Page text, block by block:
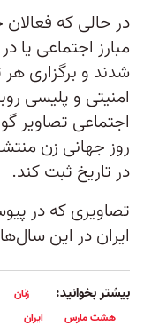
در حالی که فعالان
مبارز اجتماعی یا
شدند و برگزاری
امنیتی و پلیسی
اجتماعی تصاویر
روز جهانی زن
در تاریخ ثبت کند.
تصاویری که در
ایران در این
بیشتر بخوانید: زنان
هشت مارس
ایران